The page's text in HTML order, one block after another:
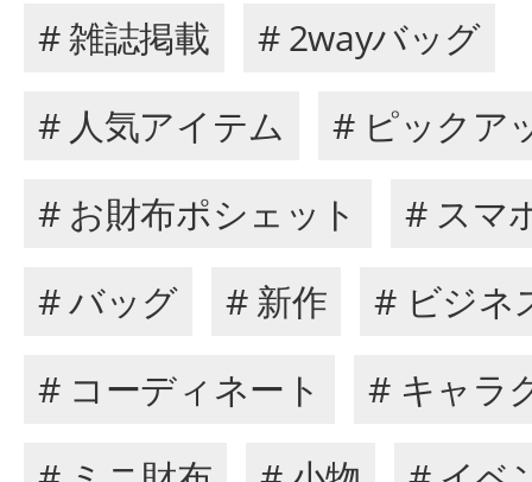
# 雑誌掲載
# 2wayバッグ
# 人気アイテム
# ピックア
# お財布ポシェット
# スマ
# バッグ
# 新作
# ビジネ
# コーディネート
# キャラ